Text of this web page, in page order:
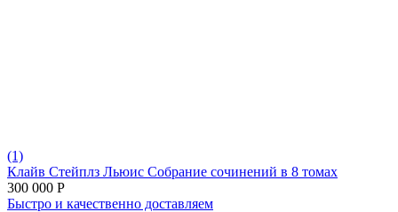
(1)
Клайв Стейплз Льюис Собрание сочинений в 8 томах
300 000 Р
Быстро и качественно доставляем